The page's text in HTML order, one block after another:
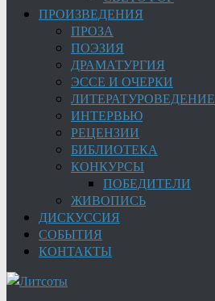
ПРОИЗВЕДЕНИЯ
ПРОЗА
ПОЭЗИЯ
ДРАМАТУРГИЯ
ЭССЕ И ОЧЕРКИ
ЛИТЕРАТУРОВЕДЕНИЕ
ИНТЕРВЬЮ
РЕЦЕНЗИИ
БИБЛИОТЕКА
КОНКУРСЫ
ПОБЕДИТЕЛИ
ЖИВОПИСЬ
ДИСКУССИЯ
СОБЫТИЯ
КОНТАКТЫ